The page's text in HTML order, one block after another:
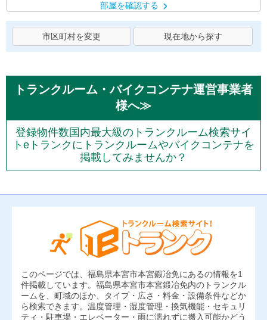
部屋を確認する
市区町村を変更 現在地から探す
トランクルーム・バイクコンテナ運営事業者
様へ≫
登録物件数国内最大級のトランクルーム検索サイ
トeトランクにトランクルームやバイクコンテナを
掲載してみませんか？
このページでは、福島県本宮市本宮鍛冶免にあるの情報を1
件掲載しています。福島県本宮市本宮鍛冶免内のトランクル
ームを、町域のほか、タイプ・広さ・料金・設備条件などか
ら検索できます。温度管理・湿度管理・換気機能・セキュリ
ティ・駐車場・エレベーター・雨に濡れずに搬入可能かどう